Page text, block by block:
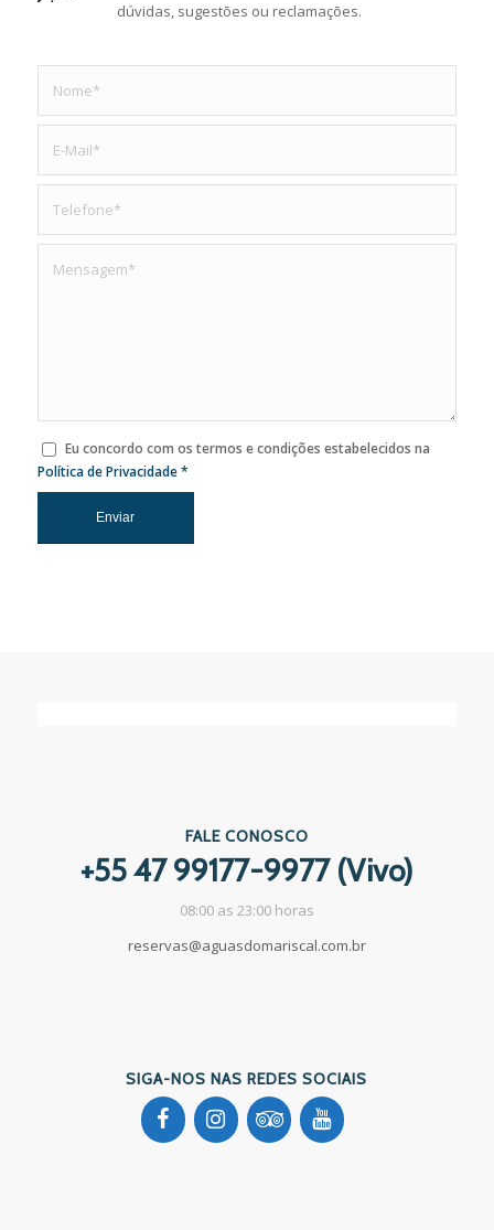
dúvidas, sugestões ou reclamações.
Eu concordo com os termos e condições estabelecidos na
Política de Privacidade *
FALE CONOSCO
+55 47 99177-9977 (Vivo)
08:00 as 23:00 horas
reservas@aguasdomariscal.com.br
SIGA-NOS NAS REDES SOCIAIS